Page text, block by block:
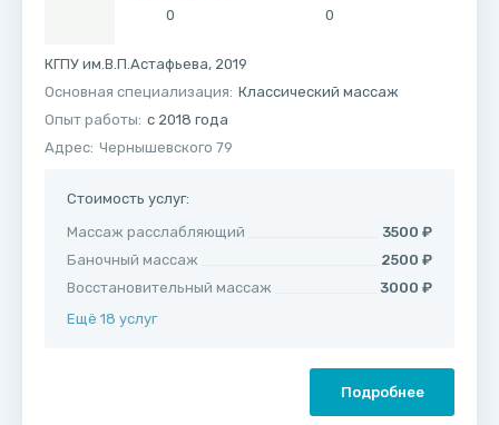
0 0
КГПУ им.В.П.Астафьева, 2019
Основная специализация: Классический массаж
Опыт работы: с 2018 года
Адрес: Чернышевского 79
Стоимость услуг:
Массаж расслабляющий
3500 ₽
Баночный массаж
2500 ₽
Восстановительный массаж
3000 ₽
Ещё 18 услуг
Подробнее